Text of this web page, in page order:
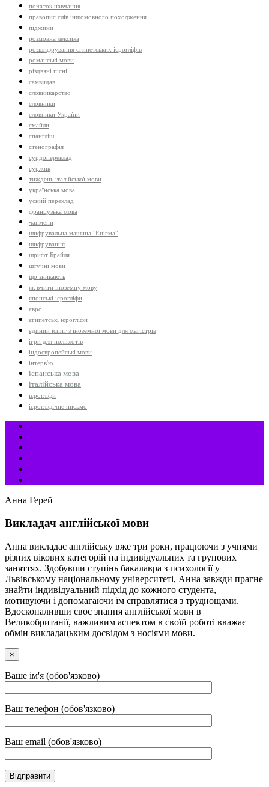
початок навчання
правопис слів іншомовного походження
піджини
розмовна лексика
розшифрування єгипетських ієрогліфів
романські мови
різдвяні пісні
самвидав
словникарство
словники
словники України
смайли
спангліш
стенографія
сурдопереклад
суржик
тиждень італійської мови
українська мова
усний переклад
французька мова
чапмени
шифрувальна машина "Енігма"
шифрування
шрифт Брайля
штучні мови
що зникають
як вчити іноземну мову
японські ієрогліфи
євро
єгипетські ієрогліфи
єдиний іспит з іноземної мови для магістрів
ігри для поліглотів
індоєвропейські мови
інтерв'ю
іспанська мова
італійська мова
ієрогліфи
ієрогліфічне письмо
Анна Герей
Викладач англійської мови
Анна викладає англійську вже три роки, працюючи з учнями
різних вікових категорій на індивідуальних та групових
заняттях. Здобувши ступінь бакалавра з психології у
Львівському національному університеті, Анна завжди прагне
знайти індивідуальний підхід до кожного студента,
мотивуючи і допомагаючи їм справлятися з труднощами.
Вдосконаливши своє знання англійської мови в
Великобританії, важливим аспектом в своїй роботі вважає
обмін викладацьким досвідом з носіями мови.
×
Ваше ім'я (обов'язково)
Ваш телефон (обов'язково)
Ваш email (обов'язково)